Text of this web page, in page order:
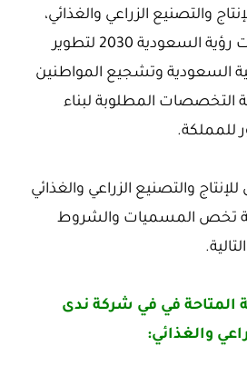
والتصنيع الزراعي والغذائي،
وكما هو معلوم أطلقت رؤية السعودية 2030 لتطوير
السعودية وتشجيع المواطنين
التخصصات المطلوبة لبناء
للمملكة.
والتصنيع الزراعي والغذائي
تخص المسميات والشروط
المتاحة في في شركة ندى
والغذائي: